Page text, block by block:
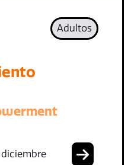
Adultos
diciembre